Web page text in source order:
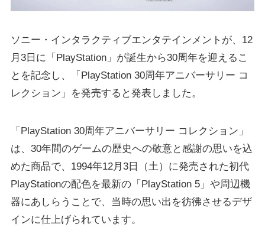
ソニー・インタラクティブエンタテインメントが、12
月3日に「PlayStation」が誕生から30周年を迎えるこ
とを記念し、「PlayStation 30周年アニバーサリー コ
レクション」を発売すると発表しました。
「PlayStation 30周年アニバーサリー コレクション」
は、30年間のゲームの歴史への敬意と感謝の思いを込
めた商品で、1994年12月3日（土）に発売された初代
PlayStationの配色を最新の「PlayStation 5」や周辺機
器にあしらうことで、当時の思い出を彷彿させるデザ
インに仕上げられています。